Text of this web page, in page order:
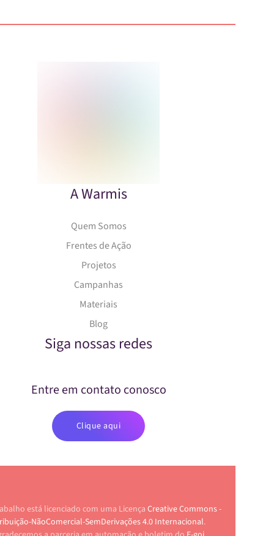
A Warmis
Quem Somos
Frentes de Ação
Projetos
Campanhas
Materiais
Blog
Siga nossas redes
Entre em contato conosco
Clique aqui
está licenciado com uma Licença Creative Commons -
NãoComercial-SemDerivações 4.0 Internacional.